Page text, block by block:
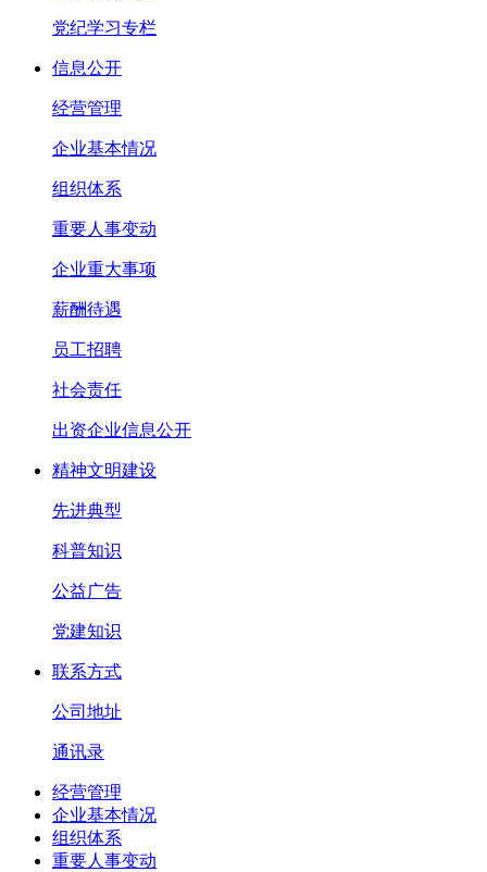
党纪学习专栏
信息公开
经营管理
企业基本情况
组织体系
重要人事变动
企业重大事项
薪酬待遇
员工招聘
社会责任
出资企业信息公开
精神文明建设
先进典型
科普知识
公益广告
党建知识
联系方式
公司地址
通讯录
经营管理
企业基本情况
组织体系
重要人事变动